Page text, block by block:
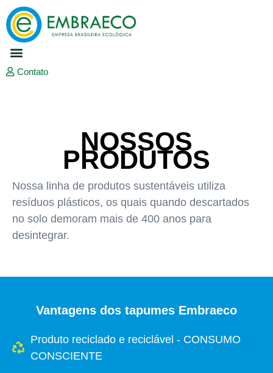
Contato
NOSSOS
PRODUTOS
Nossa linha de produtos sustentáveis utiliza
resíduos plásticos, os quais quando descartados
no solo demoram mais de 400 anos para
desintegrar.
Vantagens dos tapumes Embraeco
Produto reciclado e reciclável - CONSUMO
CONSCIENTE